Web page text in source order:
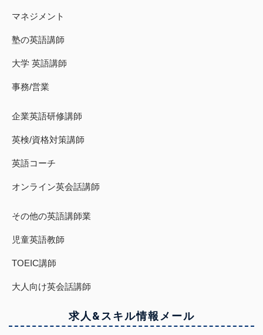
マネジメント
塾の英語講師
大学 英語講師
事務/営業
企業英語研修講師
英検/資格対策講師
英語コーチ
オンライン英会話講師
その他の英語講師業
児童英語教師
TOEIC講師
大人向け英会話講師
求人&スキル情報 メール